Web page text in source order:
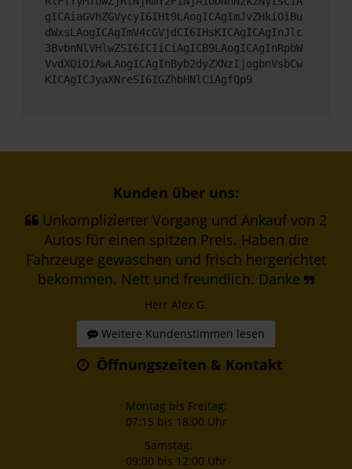
gICAiaGVhZGVycyI6IHt9LAogICAgImJvZHkiOiBu
dWxsLAogICAgImV4cGVjdCI6IHsKICAgICAgInJlc
3BvbnNlVHlwZSI6ICIiCiAgICB9LAogICAgInRpbW
VvdXQiOiAwLAogICAgInByb2dyZXNzIjogbnVsbCw
KICAgICJyaXNreSI6IGZhbHNlCiAgfQp9
Kunden über uns:
Unkomplizierter Vorgang und Ankauf von 2
Autos für einen spitzen Preis. Haben die
Fahrzeuge gewaschen und frisch hergerichtet
bekommen. Nett und freundlich. Danke
Herr Alex G.
Weitere Kundenstimmen lesen
Öffnungszeiten & Kontakt
Montag bis Freitag:
07:15 bis 18:00 Uhr
Samstag:
09:00 bis 12:00 Uhr